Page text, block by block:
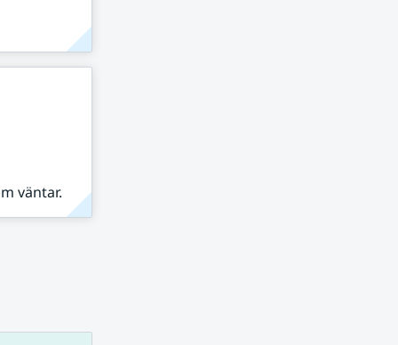
väntar.